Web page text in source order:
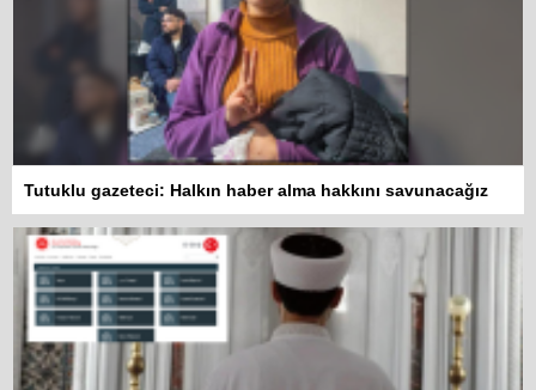
Tutuklu gazeteci: Halkın haber alma hakkını savunacağız